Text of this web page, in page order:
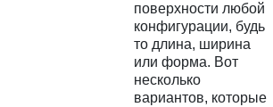
поверхности любой
конфигурации, будь
то длина, ширина
или форма. Вот
несколько
вариантов, которые